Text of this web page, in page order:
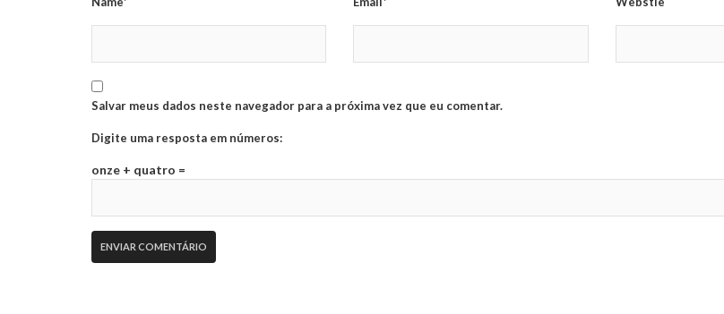
Salvar meus dados neste navegador para a próxima vez que eu comentar.
Digite uma resposta em números:
onze + quatro =